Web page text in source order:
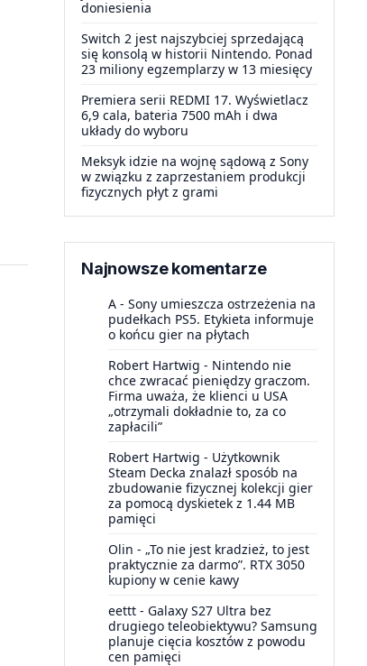
doniesienia
Switch 2 jest najszybciej sprzedającą
się konsolą w historii Nintendo. Ponad
23 miliony egzemplarzy w 13 miesięcy
Premiera serii REDMI 17. Wyświetlacz
6,9 cala, bateria 7500 mAh i dwa
układy do wyboru
Meksyk idzie na wojnę sądową z Sony
w związku z zaprzestaniem produkcji
fizycznych płyt z grami
Najnowsze komentarze
A - Sony umieszcza ostrzeżenia na
pudełkach PS5. Etykieta informuje
o końcu gier na płytach
Robert Hartwig - Nintendo nie
chce zwracać pieniędzy graczom.
Firma uważa, że klienci u USA
„otrzymali dokładnie to, za co
zapłacili”
Robert Hartwig - Użytkownik
Steam Decka znalazł sposób na
zbudowanie fizycznej kolekcji gier
za pomocą dyskietek z 1.44 MB
pamięci
Olin - „To nie jest kradzież, to jest
praktycznie za darmo”. RTX 3050
kupiony w cenie kawy
eettt - Galaxy S27 Ultra bez
drugiego teleobiektywu? Samsung
planuje cięcia kosztów z powodu
cen pamięci